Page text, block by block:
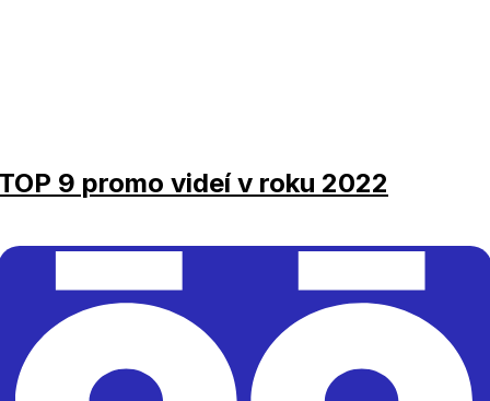
9 promo videí v roku 2022